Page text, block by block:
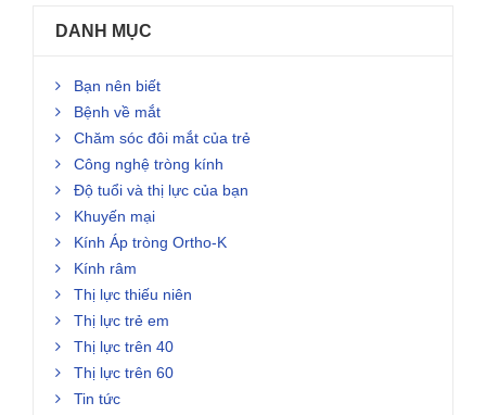
DANH MỤC
Bạn nên biết
Bệnh về mắt
Chăm sóc đôi mắt của trẻ
Công nghệ tròng kính
Độ tuổi và thị lực của bạn
Khuyến mại
Kính Áp tròng Ortho-K
Kính râm
Thị lực thiếu niên
Thị lực trẻ em
Thị lực trên 40
Thị lực trên 60
Tin tức